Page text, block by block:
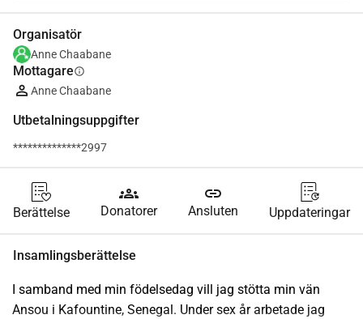
Organisatör
Anne Chaabane
Mottagareinfo
Anne Chaabane
Utbetalningsuppgifter
**************2997
Berättelse
groups
Donatorer
link
Ansluten Uppdateringar
Insamlingsberättelse
I samband med min födelsedag vill jag stötta min vän
Ansou i Kafountine, Senegal. Under sex år arbetade jag